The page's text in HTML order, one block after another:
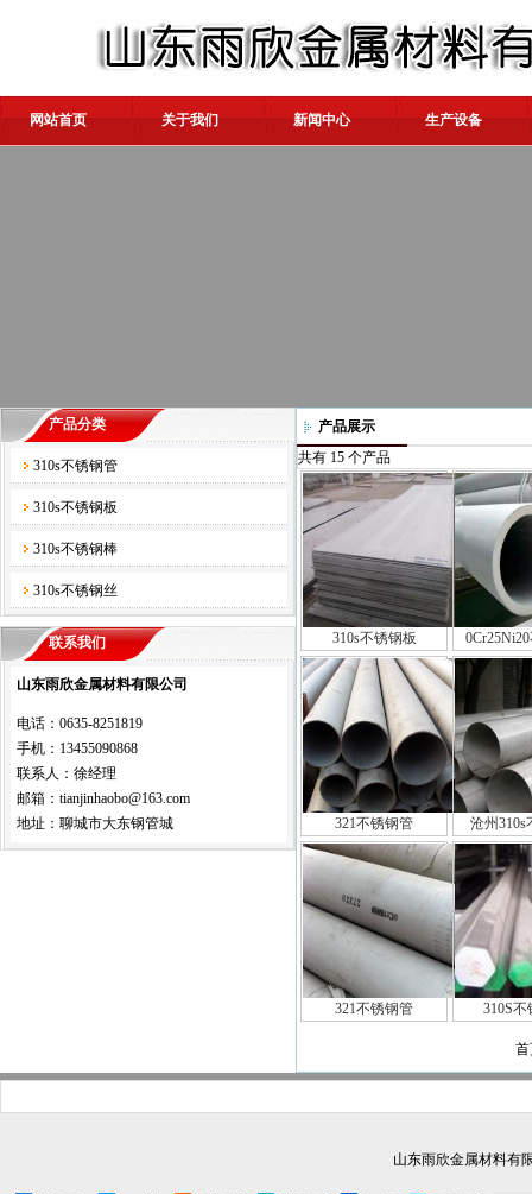
网站首页 关于我们 新闻中心 生产设备
产品分类
310s不锈钢管
310s不锈钢板
310s不锈钢棒
310s不锈钢丝
联系我们
山东雨欣金属材料有限公司
电话：0635-8251819
手机：13455090868
联系人：徐经理
邮箱：tianjinhaobo@163.com
地址：聊城市大东钢管城
产品展示
共有 15 个产品
310s不锈钢板
321不锈钢管 沧州310s
321不锈钢管 310S不
山东雨欣金属材料有